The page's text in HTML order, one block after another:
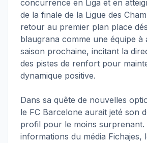
concurrence en Liga et en
de la finale de la Ligue des
retour au premier plan place
blaugrana comme une équipe à
saison prochaine, incitant la
des pistes de renfort pour
dynamique positive.
Dans sa quête de nouvelles
le FC Barcelone aurait jeté son
profil pour le moins surprenant.
informations du média Fichajes,